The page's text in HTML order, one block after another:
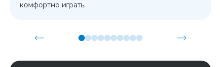
комфортно играть.